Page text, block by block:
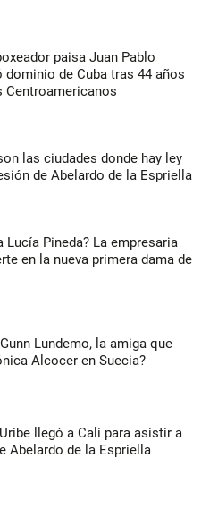
paisa Juan Pablo
dominio de Cuba tras 44 años
Centroamericanos
las ciudades donde hay ley
de Abelardo de la Espriella
Lucía Pineda? La empresaria
en la nueva primera dama de
Lundemo, la amiga que
Alcocer en Suecia?
llegó a Cali para asistir a
Abelardo de la Espriella